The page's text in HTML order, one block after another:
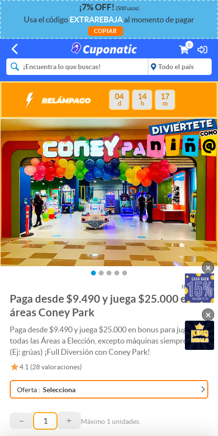
¡7%OFF! (500 usos)
Usa el código EXTRAREBAJAal momento de pagar
COPIAR
0
04
d
14
h
17
m
ID: 345986
Paga desde $9.490 y juega $25.000 en las
áreas Coney Park
Paga desde $9.490 y juega $25.000 en bonus para jugar en
todas las Áreas a Elección, excepto máquinas siempre gana
(Ej: grúas) ¡Full Diversión con Coney Park!
4.1 (28 valoraciones)
Oferta : Selecciona
– + Máximo 1 unidades.
×
×